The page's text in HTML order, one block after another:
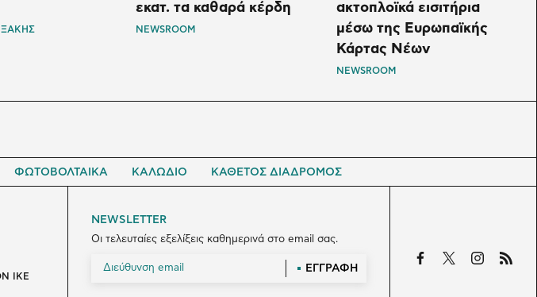
εκατ. τα καθαρά κέρδη
NEWSROOM
ακτοπλοϊκά εισιτήρια
μέσω της Ευρωπαϊκής
Κάρτας Νέων
NEWSROOM
ΦΩΤΟΒΟΛΤΑΙΚΑ ΚΑΛΩΔΙΟ ΚΑΘΕΤΟΣ ΔΙΑΔΡΟΜΟΣ
NEWSLETTER
Οι τελευταίες εξελίξεις καθημερινά στο email σας.
ΕΓΓΡΑΦΗ
ΙΚΕ